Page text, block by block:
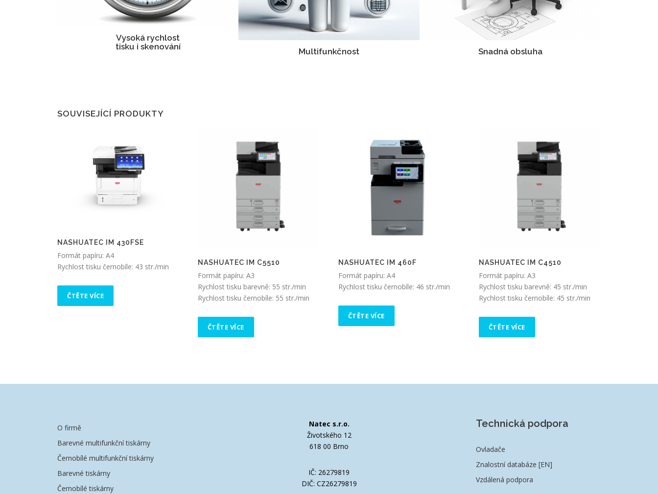
Vysoká rychlost
tisku i skenování
Multifunkčnost Snadná obsluha
SOUVISEJÍCÍ PRODUKTY
NASHUATEC IM 430FSE
Formát papíru: A4
Rychlost tisku černobíle: 43 str./min
ČTĚTE VÍCE
NASHUATEC IM C5510
Formát papíru: A3
Rychlost tisku barevně: 55 str./min
Rychlost tisku černobíle: 55 str./min
ČTĚTE VÍCE
NASHUATEC IM 460F
Formát papíru: A4
Rychlost tisku černobíle: 46 str./min
ČTĚTE VÍCE
NASHUATEC IM C4510
Formát papíru: A3
Rychlost tisku barevně: 45 str./min
Rychlost tisku černobíle: 45 str./min
ČTĚTE VÍCE
O firmě
Barevné multifunkční tiskárny
Černobílé multifunkční tiskárny
Barevné tiskárny
Černobílé tiskárny
Natec s.r.o.
Životského 12
618 00 Brno
IČ: 26279819
DIČ: CZ26279819
Technická podpora
Ovladače
Znalostní databáze [EN]
Vzdálená podpora